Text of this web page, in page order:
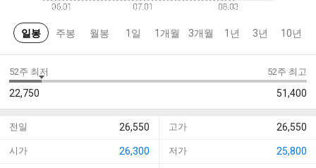
일봉 주봉 월봉 1일 1개월 3개월 1년 3년 10년
52주 최저
22,750
52주 최고
51,400
전일 26,550 고가 26,550
시가 26,300 저가 25,800